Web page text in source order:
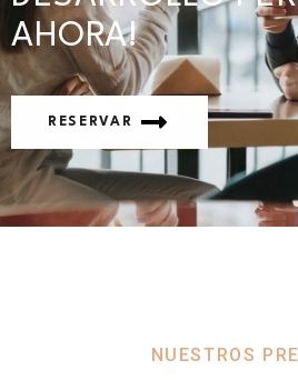
AHORA!
RESERVAR
NUESTROS